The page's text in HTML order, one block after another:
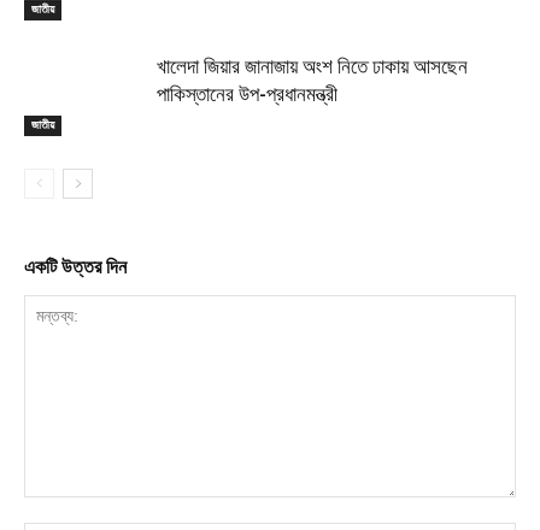
জাতীয়
জাতীয়
খালেদা জিয়ার জানাজায় অংশ নিতে ঢাকায় আসছেন
পাকিস্তানের উপ-প্রধানমন্ত্রী
একটি উত্তর দিন